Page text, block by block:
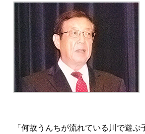
「何故うんちが流れている川で遊